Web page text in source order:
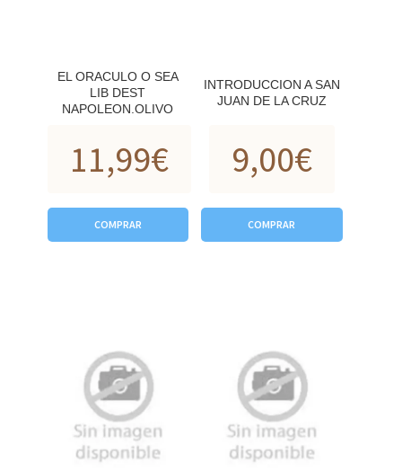
EL ORACULO O SEA
LIB DEST
NAPOLEON.OLIVO
11,99€
COMPRAR
INTRODUCCION A SAN
JUAN DE LA CRUZ
9,00€
COMPRAR